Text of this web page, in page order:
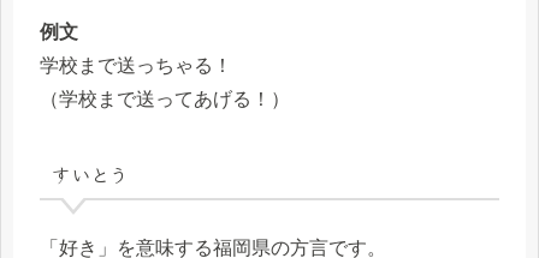
例文
学校まで送っちゃる！
（学校まで送ってあげる！）
すいとう
「好き」を意味する福岡県の方言です。